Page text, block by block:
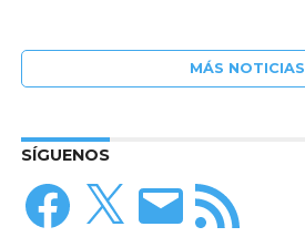
MÁS NOTICIAS
SÍGUENOS
Facebook
X
Correo
electrónico
Feed
RSS